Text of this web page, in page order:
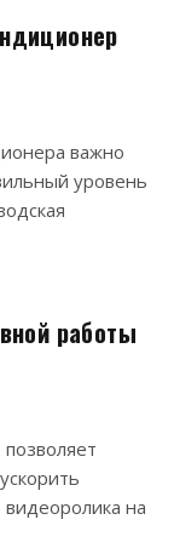
важно
уровень
работы
видеоролика на